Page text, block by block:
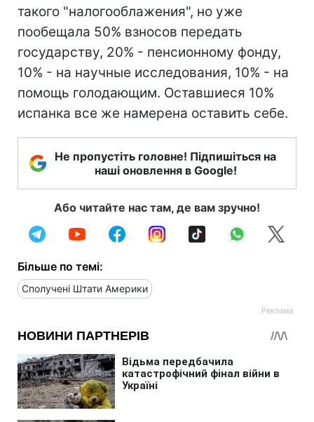
такого "налогооблажения", но уже
пообещала 50% взносов передать
государству, 20% - пенсионному фонду,
10% - на научные исследования, 10% - на
помощь голодающим. Оставшиеся 10%
испанка все же намерена оставить себе.
Не пропустіть головне! Підпишіться на
наші оновлення в Google!
Або читайте нас там, де вам зручно!
Більше по темі:
Сполучені Штати Америки